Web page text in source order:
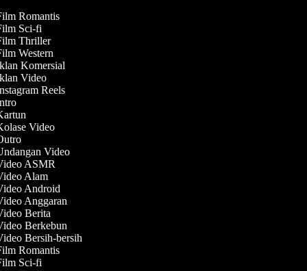
Romantis
Sci-fi
Thriller
Western
Komersial
Video
Reels
Video
Video
ASMR
Alam
Android
Anggaran
Berita
Berkebun
Bersih-bersih
Romantis
Sci-fi